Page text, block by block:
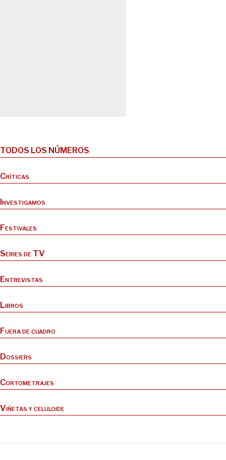
TODOS LOS NÚMEROS
Críticas
Investigamos
Festivales
Series de TV
Entrevistas
Libros
Fuera de cuadro
Dossiers
Cortometrajes
Viñetas y celuloide